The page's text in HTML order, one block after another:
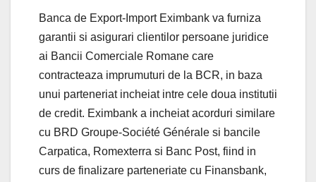
Banca de Export-Import Eximbank va furniza
garantii si asigurari clientilor persoane juridice
ai Bancii Comerciale Romane care
contracteaza imprumuturi de la BCR, in baza
unui parteneriat incheiat intre cele doua institutii
de credit. Eximbank a incheiat acorduri similare
cu BRD Groupe-Société Générale si bancile
Carpatica, Romexterra si Banc Post, fiind in
curs de finalizare parteneriate cu Finansbank,